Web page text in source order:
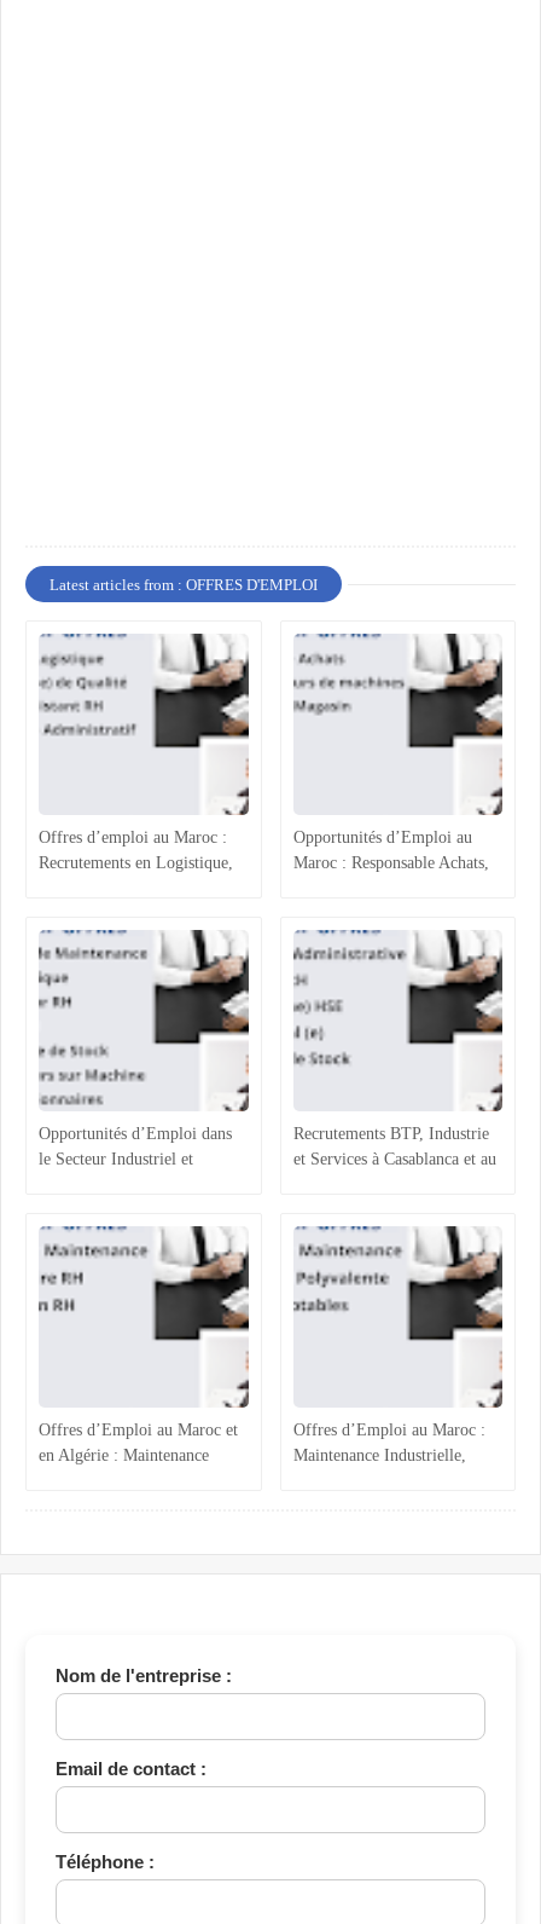
Latest articles from : OFFRES D'EMPLOI
Offres d’emploi au Maroc :
Recrutements en Logistique,
Opportunités d’Emploi au
Maroc : Responsable Achats,
Opportunités d’Emploi dans
le Secteur Industriel et
Casablanca et Hassi Ameur
Recrutements BTP, Industrie
et Services à Casablanca et au
Offres d’Emploi au Maroc et
en Algérie : Maintenance
Offres d’Emploi au Maroc :
Maintenance Industrielle,
Nom de l'entreprise :
Email de contact :
Téléphone :